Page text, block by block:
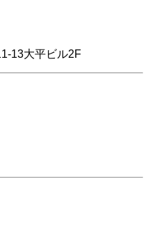
13大平ビル2F